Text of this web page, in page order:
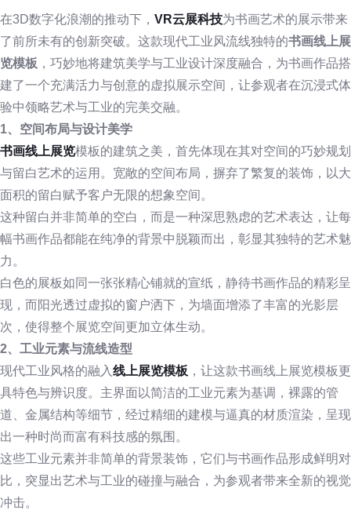
在3D数字化浪潮的推动下， VR云展科技为书画艺术的展示带来
了前所未有的创新突破。这款现代工业风流线独特的书画线上展
览模板 ，巧妙地将建筑美学与工业设计深度融合，为书画作品搭
建了一个充满活力与创意的虚拟展示空间，让参观者在沉浸式体
验中领略艺术与工业的完美交融。
1、空间布局与设计美学
书画线上展览模板的建筑之美，首先体现在其对空间的巧妙规划
与留白艺术的运用。宽敞的空间布局，摒弃了繁复的装饰，以大
面积的留白赋予客户无限的想象空间。
这种留白并非简单的空白，而是一种深思熟虑的艺术表达，让每
幅书画作品都能在纯净的背景中脱颖而出，彰显其独特的艺术魅
力。
白色的展板如同一张张精心铺就的宣纸，静待书画作品的精彩呈
现，而阳光透过虚拟的窗户洒下，为墙面增添了丰富的光影层
次，使得整个展览空间更加立体生动。
2、工业元素与流线造型
现代工业风格的融入线上展览模板 ，让这款书画线上展览模板更
具特色与辨识度。主界面以简洁的工业元素为基调，裸露的管
道、金属结构等细节，经过精细的建模与逼真的材质渲染，呈现
出一种时尚而富有科技感的氛围。
这些工业元素并非简单的背景装饰，它们与书画作品形成鲜明对
比，突显出艺术与工业的碰撞与融合，为参观者带来全新的视觉
冲击。